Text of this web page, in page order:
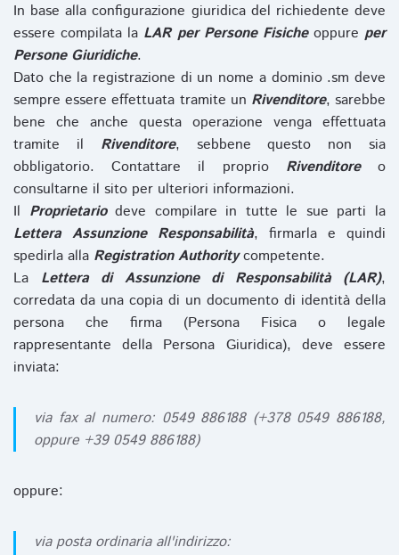
In base alla configurazione giuridica del richiedente deve
essere compilata la LAR per Persone Fisicheoppure per
Persone Giuridiche.
Dato che la registrazione di un nome a dominio .sm deve
sempre essere effettuata tramite un Rivenditore, sarebbe
bene che anche questa operazione venga effettuata
tramite il Rivenditore, sebbene questo non sia
obbligatorio. Contattare il proprio Rivenditoreo
consultarne il sito per ulteriori informazioni.
Il Proprietariodeve compilare in tutte le sue parti la
Lettera Assunzione Responsabilità, firmarla e quindi
spedirla alla Registration Authoritycompetente.
La Lettera di Assunzione di Responsabilità (LAR),
corredata da una copia di un documento di identità della
persona che firma (Persona Fisica o legale
rappresentante della Persona Giuridica), deve essere
inviata:
via fax al numero: 0549 886188 (+378 0549 886188,
oppure +39 0549 886188)
oppure:
via posta ordinaria all'indirizzo: